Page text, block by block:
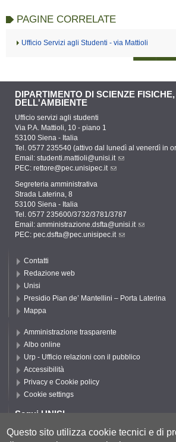
PAGINE CORRELATE
Ufficio Servizi agli Studenti - via Mattioli
DIPARTIMENTO DI SCIENZE
DELL'AMBIENTE
Ufficio servizi agli studenti
Via P.A. Mattioli, 10 - piano 1
53100 Siena - Italia
Tel. 0577 235540 (attivo dal lunedì al venerdì in
Email: studenti.mattioli@unisi.it
PEC: rettore@pec.unisipec.it
Segreteria amministrativa
Strada Laterina, 8
53100 Siena - Italia
Tel. 0577 235600/3732/3781/3787
Email: amministrazione.dsfta@unisi.it
PEC: pec.dsfta@pec.unisipec.it
Contatti
Redazione web
Unisi
Presidio Pian de’ Mantellini – Porta Laterina
Mappa
Amministrazione trasparente
Albo online
Urp - Ufficio relazioni con il pubblico
Accessibilità
Privacy e Cookie policy
Cookie settings
Segui UNISI
Questo sito utilizza cookie tecnici e di